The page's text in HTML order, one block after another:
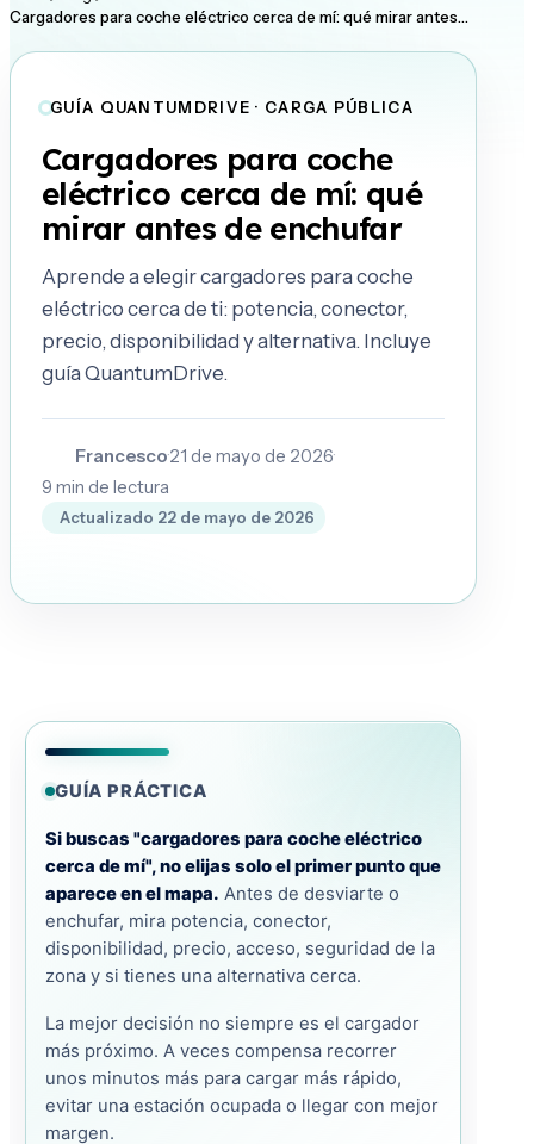
Cargadores para coche eléctrico cerca de mí: qué mirar antes…
GUÍA QUANTUMDRIVE · CARGA PÚBLICA
Cargadores para coche
eléctrico cerca de mí: qué
mirar antes de enchufar
Aprende a elegir cargadores para coche
eléctrico cerca de ti: potencia, conector,
precio, disponibilidad y alternativa. Incluye
guía QuantumDrive.
Francesco·21 de mayo de 2026·
9 min de lectura
Actualizado 22 de mayo de 2026
GUÍA PRÁCTICA
Si buscas "cargadores para coche eléctrico
cerca de mí", no elijas solo el primer punto que
aparece en el mapa. Antes de desviarte o
enchufar, mira potencia, conector,
disponibilidad, precio, acceso, seguridad de la
zona y si tienes una alternativa cerca.
La mejor decisión no siempre es el cargador
más próximo. A veces compensa recorrer
unos minutos más para cargar más rápido,
evitar una estación ocupada o llegar con mejor
margen.